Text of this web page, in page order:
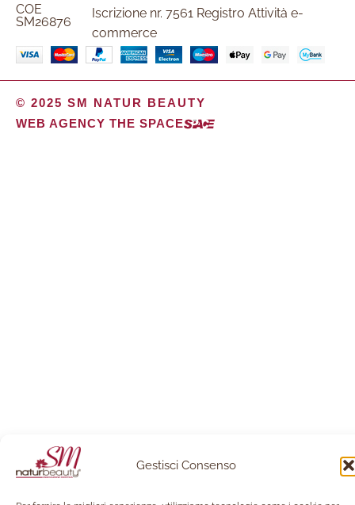
Gestisci Consenso
COE
SM26876
Iscrizione nr. 7561 Registro Attività e-
commerce
© 2025 SM NATUR BEAUTY
WEB AGENCY THE SPACE